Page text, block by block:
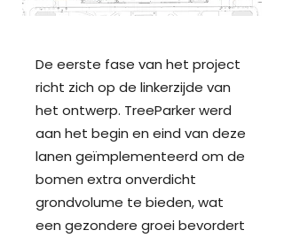
De eerste fase van het project
richt zich op de linkerzijde van
het ontwerp. TreeParker werd
aan het begin en eind van deze
lanen geïmplementeerd om de
bomen extra onverdicht
grondvolume te bieden, wat
een gezondere groei bevordert